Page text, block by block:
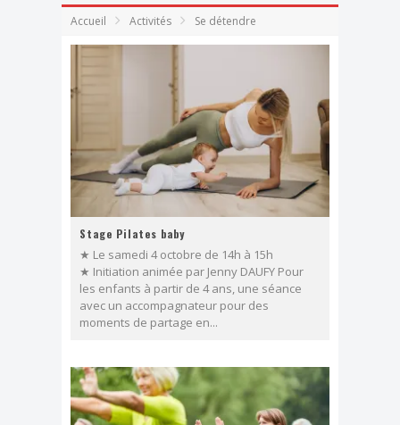
Journée tapisserie d'ameublement
Dimanche, j'ai clown
FESTIVAL TONGS & ESPADRILLES
Accueil Activités Se détendre
Stage Pilates baby
★ Le samedi 4 octobre de 14h à 15h
★ Initiation animée par Jenny DAUFY Pour
les enfants à partir de 4 ans, une séance
avec un accompagnateur pour des
moments de partage en...